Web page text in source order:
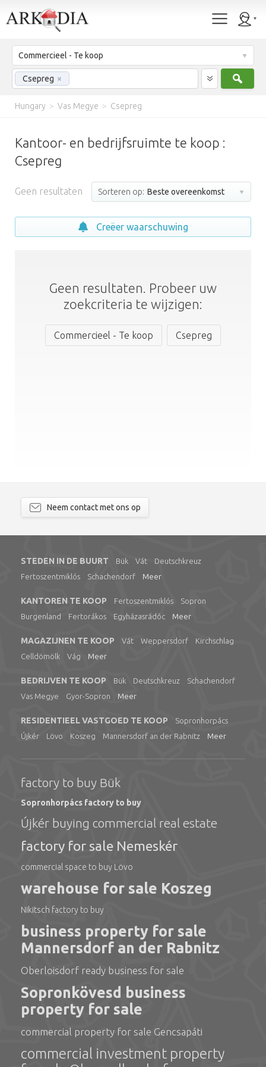
Commercieel - Te koop
Csepreg ×
Hungary > Vas Megye > Csepreg
Kantoor- en bedrijfsruimte te koop :
Csepreg
Geen resultaten Sorteren op: Beste overeenkomst
Creëer waarschuwing
Geen resultaten. Probeer uw
zoekcriteria te wijzigen:
Commercieel - Te koop Csepreg
Neem contact met ons op
STEDEN IN DE BUURT Bük Vát
Deutschkreuz
Fertoszentmiklós
Schachendorf Meer
KANTOREN TE KOOP Fertoszentmiklós
Sopron
Burgenland
Fertorákos Egyházasrádóc Meer
MAGAZIJNEN TE KOOP Vát Weppersdorf
Kirchschlag
Celldömölk
Vág Meer
BEDRIJVEN TE KOOP Bük Deutschkreuz
Schachendorf
Vas Megye
Gyor-Sopron Meer
RESIDENTIEEL VASTGOED TE KOOP
Sopronhorpács
Újkér
Lövo Koszeg Mannersdorf an der Rabnitz Meer
factory to buy Bük
Sopronhorpács factory to buy
Újkér buying commercial real estate
factory for sale Nemeskér
commercial space to buy Lövo
warehouse for sale Koszeg
Nikitsch factory to buy
business property for sale
Mannersdorf an der Rabnitz
Oberloisdorf ready business for sale
Sopronkövesd business
property for sale
commercial property for sale Gencsapáti
commercial investment property